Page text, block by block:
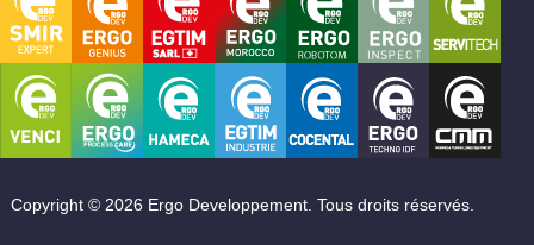
Copyright © 2026 Ergo Developpement. Tous droits réservés.